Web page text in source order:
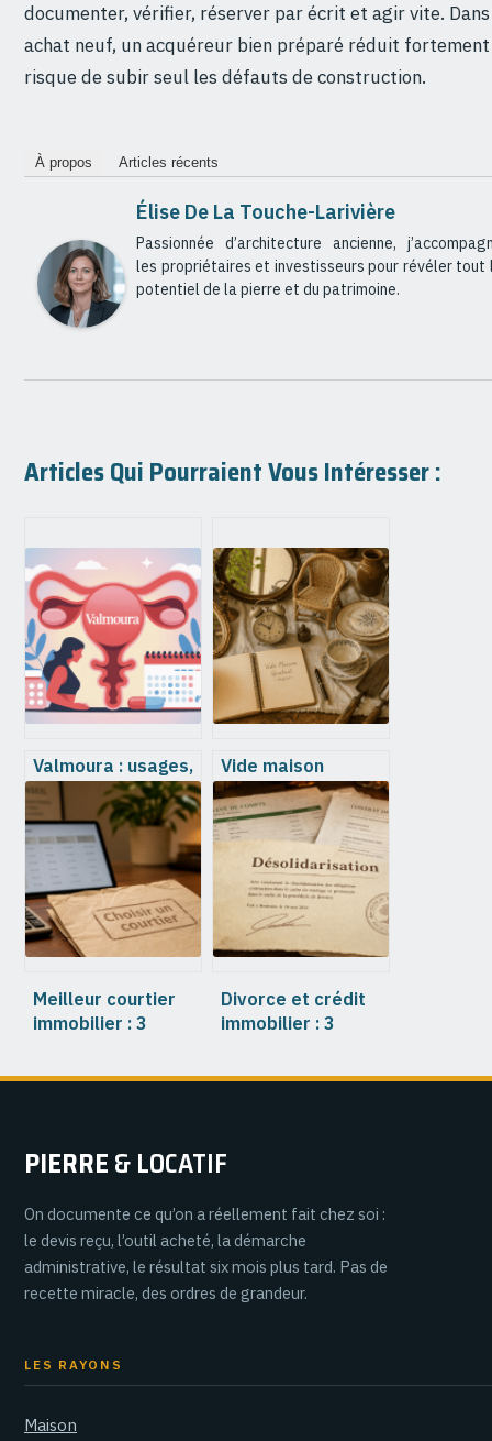
documenter, vérifier, réserver par écrit et agir vite.
achat neuf, un acquéreur bien préparé réduit
risque de subir seul les défauts de construction.
À propos Articles récents
Élise De La Touche-Larivière
Passionnée d’architecture ancienne,
les propriétaires et investisseurs pour révéler tout
potentiel de la pierre et du patrimoine.
Articles Qui Pourraient Vous Intéresser :
Valmoura : usages,
effets et
précautions à
connaître avant
d’en prendre
Vide maison
gratuit : 3
conditions pour ne
rien payer du tout
Meilleur courtier
immobilier : 3
sélection et
Divorce et crédit
immobilier : 3
protéger votre
PIERRE& LOCATIF
On documente ce qu’on a réellement fait chez soi :
le devis reçu, l’outil acheté, la démarche
administrative, le résultat six mois plus tard. Pas de
recette miracle, des ordres de grandeur.
LES RAYONS
Maison